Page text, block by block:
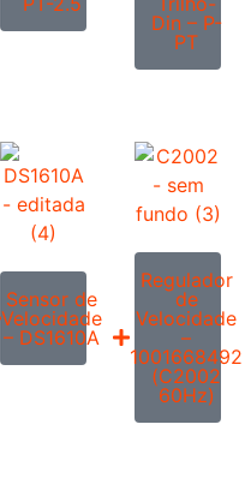
Din – P-
PT
Sensor de
Velocidade
– DS1610A
Regulador
de
Velocidade
–
1001668492
(C2002
60Hz)